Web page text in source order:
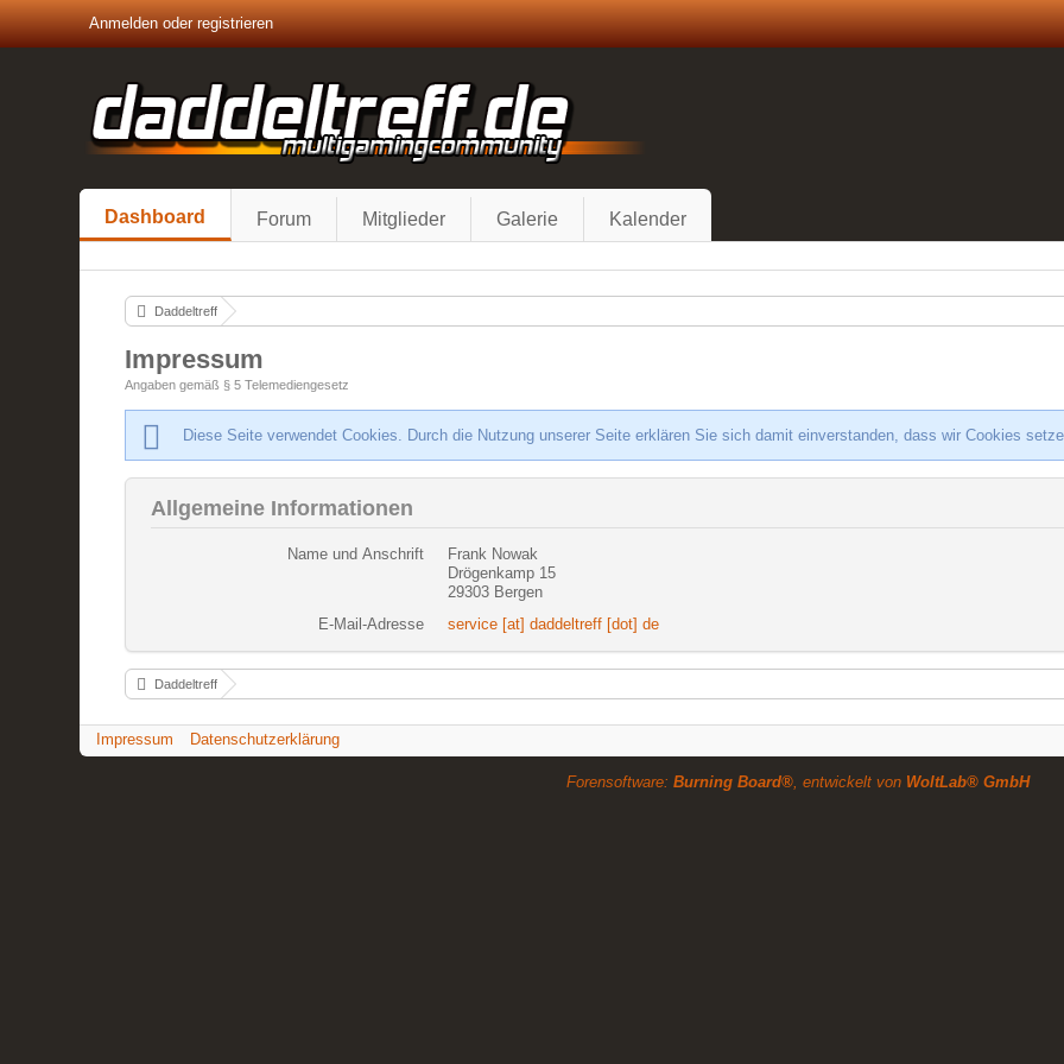
Anmelden oder registrieren
Dashboard Forum Mitglieder Galerie Kalender
Daddeltreff
Impressum
Angaben gemäß § 5 Telemediengesetz
Diese Seite verwendet Cookies. Durch die Nutzung unserer Seite erklären Sie sich damit einverstanden, dass wir Cookies
Allgemeine Informationen
Name und Anschrift
Frank Nowak
Drögenkamp 15
29303 Bergen
E-Mail-Adresse
service [at] daddeltreff [dot] de
Daddeltreff
Impressum Datenschutzerklärung
Forensoftware: Burning Board®, entwickelt von WoltLab® GmbH